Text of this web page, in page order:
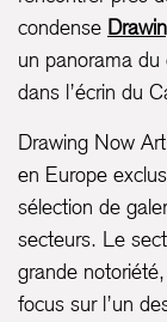
condense
un panorama
dans l’écrin du
Drawing Now
en Europe
sélection de
secteurs. Le
grande
focus sur l’un